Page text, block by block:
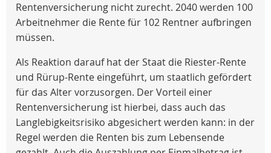
Rentenversicherung nicht zurecht. 2040 werden 100
Arbeitnehmer die Rente für 102 Rentner aufbringen
müssen.
Als Reaktion darauf hat der Staat die Riester-Rente
und Rürup-Rente eingeführt, um staatlich gefördert
für das Alter vorzusorgen. Der Vorteil einer
Rentenversicherung ist hierbei, dass auch das
Langlebigkeitsrisiko abgesichert werden kann: in der
Regel werden die Renten bis zum Lebensende